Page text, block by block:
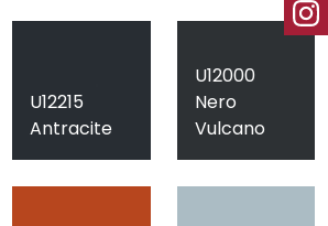
U12215
Antracite
U12000
Nero
Vulcano